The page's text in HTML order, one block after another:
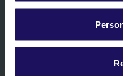
Sunt de acord cu
specificat în„Informații
, prin mijloace